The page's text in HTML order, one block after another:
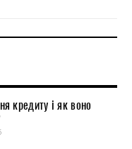
кредиту і як воно